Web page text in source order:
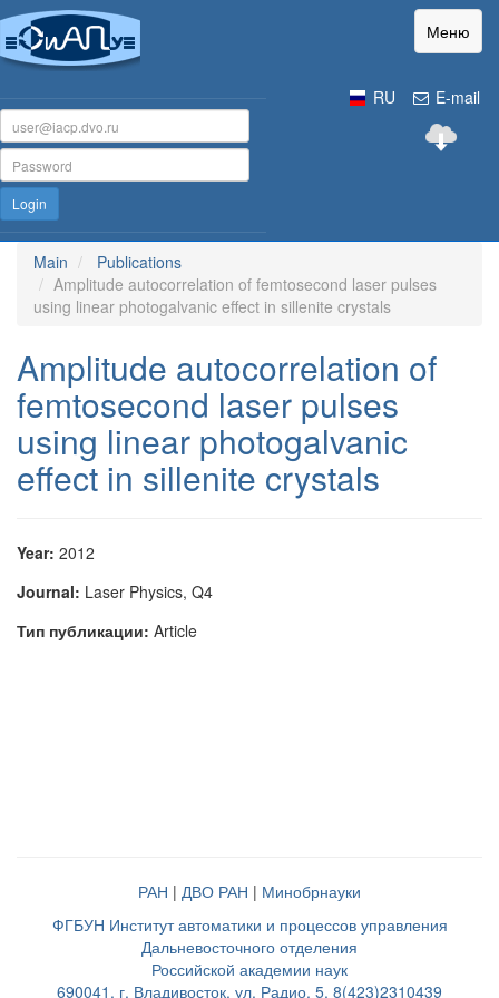
Меню
E-mail
RU
Login
Main
Publications
Amplitude autocorrelation of femtosecond laser pulses
using linear photogalvanic effect in sillenite crystals
Amplitude autocorrelation of
femtosecond laser pulses
using linear photogalvanic
effect in sillenite crystals
Year: 2012
Journal: Laser Physics, Q4
Тип публикации: Article
РАН | ДВО РАН | Минобрнауки
ФГБУН Институт автоматики и процессов управления
Дальневосточного отделения
Российской академии наук
690041, г. Владивосток, ул. Радио, 5, 8(423)2310439